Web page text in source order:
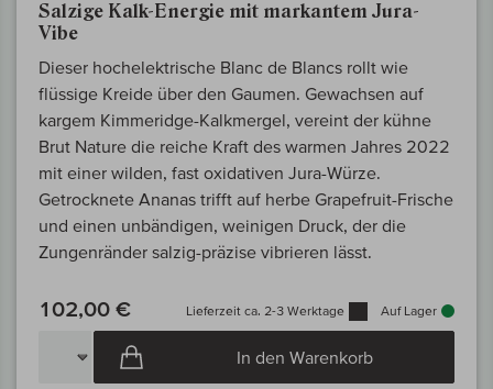
Salzige Kalk-Energie mit markantem Jura-
Vibe
Dieser hochelektrische Blanc de Blancs rollt wie
flüssige Kreide über den Gaumen. Gewachsen auf
kargem Kimmeridge-Kalkmergel, vereint der kühne
Brut Nature die reiche Kraft des warmen Jahres 2022
mit einer wilden, fast oxidativen Jura-Würze.
Getrocknete Ananas trifft auf herbe Grapefruit-Frische
und einen unbändigen, weinigen Druck, der die
Zungenränder salzig-präzise vibrieren lässt.
102,00 € Lieferzeit ca. 2-3 Werktage Auf Lager
In den Warenkorb